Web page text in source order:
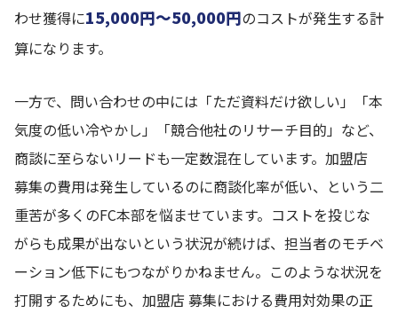
わせ獲得に15,000円〜50,000円のコストが発生する計
算になります。
一方で、問い合わせの中には「ただ資料だけ欲しい」「本
気度の低い冷やかし」「競合他社のリサーチ目的」など、
商談に至らないリードも一定数混在しています。加盟店
募集の費用は発生しているのに商談化率が低い、という二
重苦が多くのFC本部を悩ませています。コストを投じな
がらも成果が出ないという状況が続けば、担当者のモチベ
ーション低下にもつながりかねません。このような状況を
打開するためにも、加盟店 募集における費用対効果の正